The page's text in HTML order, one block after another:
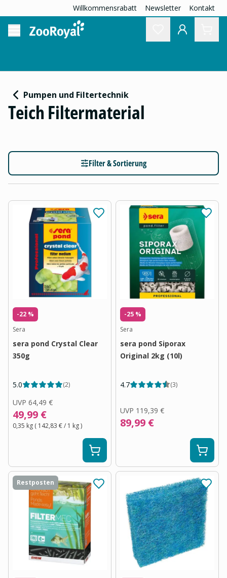
Willkommensrabatt Newsletter Kontakt
Pumpen und Filtertechnik
Teich Filtermaterial
Filter & Sortierung
-22 %
Sera
sera pond Crystal Clear
350g
5.0 (2)
UVP 64,49 €
49,99 €
0,35 kg ( 142,83 €/ 1 kg)
-25 %
Sera
sera pond Siporax
Original 2kg (10l)
4.7 (3)
UVP 119,39 €
89,99 €
Restposten